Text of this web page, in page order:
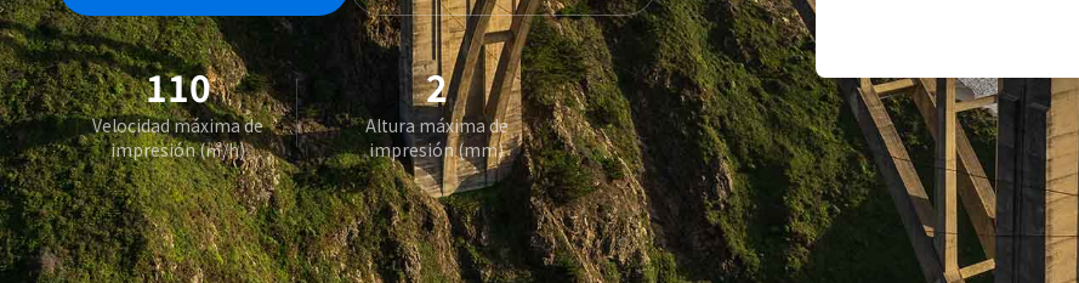
110
Velocidad máxima de
impresión (㎡/h)
2
Altura máxima de
impresión (mm)